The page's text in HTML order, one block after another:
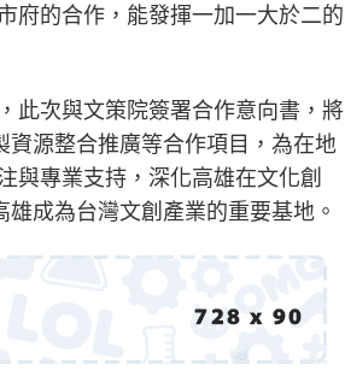
府的合作，能發揮一加一大於二的
此次與文策院簽署合作意向書，將
資源整合推廣等合作項目，為在地
與專業支持，深化高雄在文化創
成為台灣文創產業的重要基地。